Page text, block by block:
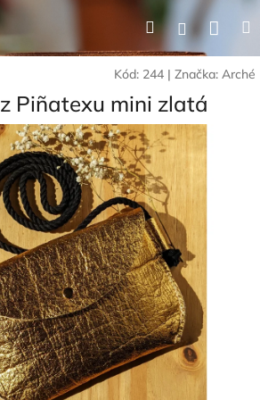
HledatPřihlášení
Kód: 244 | Značka: Arché
Piñatexu mini zlatá